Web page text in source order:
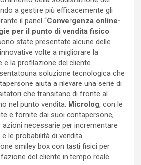
a gestire più efficacemente gli
il panel “Convergenza online-
per il punto di vendita fisico
state presentate alcune delle
volte a migliorare la
e la profilazione del cliente.
soluzione tecnologica che
aiuta a rilevare una serie di
che transitano di fronte al
nel punto vendita. Microlog, con le
e fornite dai suoi contapersone,
necessarie per incrementare
le probabilità di vendita.
smiley box con tasti fisici per
del cliente in tempo reale.